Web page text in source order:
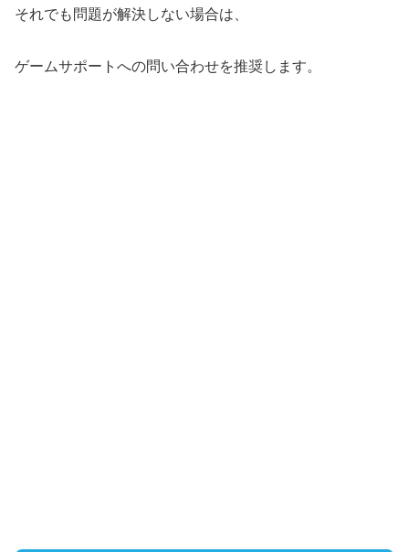
それでも問題が解決しない場合は、
ゲームサポートへの問い合わせを推奨します。